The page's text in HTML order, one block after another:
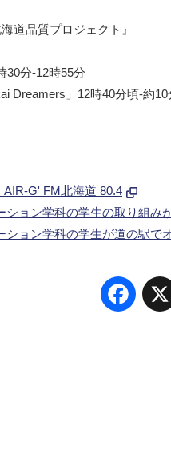
道品質プロジェクト』
30分-12時55分
Dreamers」12時40分頃-約10
G' FM北海道 80.4
ション学科の学生の取り組み
ション学科の学生が道の駅で